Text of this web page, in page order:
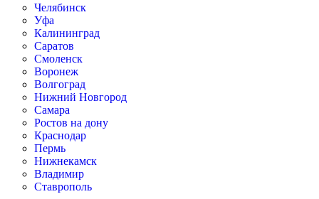
Челябинск
Уфа
Калининград
Саратов
Смоленск
Воронеж
Волгоград
Нижний Новгород
Самара
Ростов на дону
Краснодар
Пермь
Нижнекамск
Владимир
Ставрополь